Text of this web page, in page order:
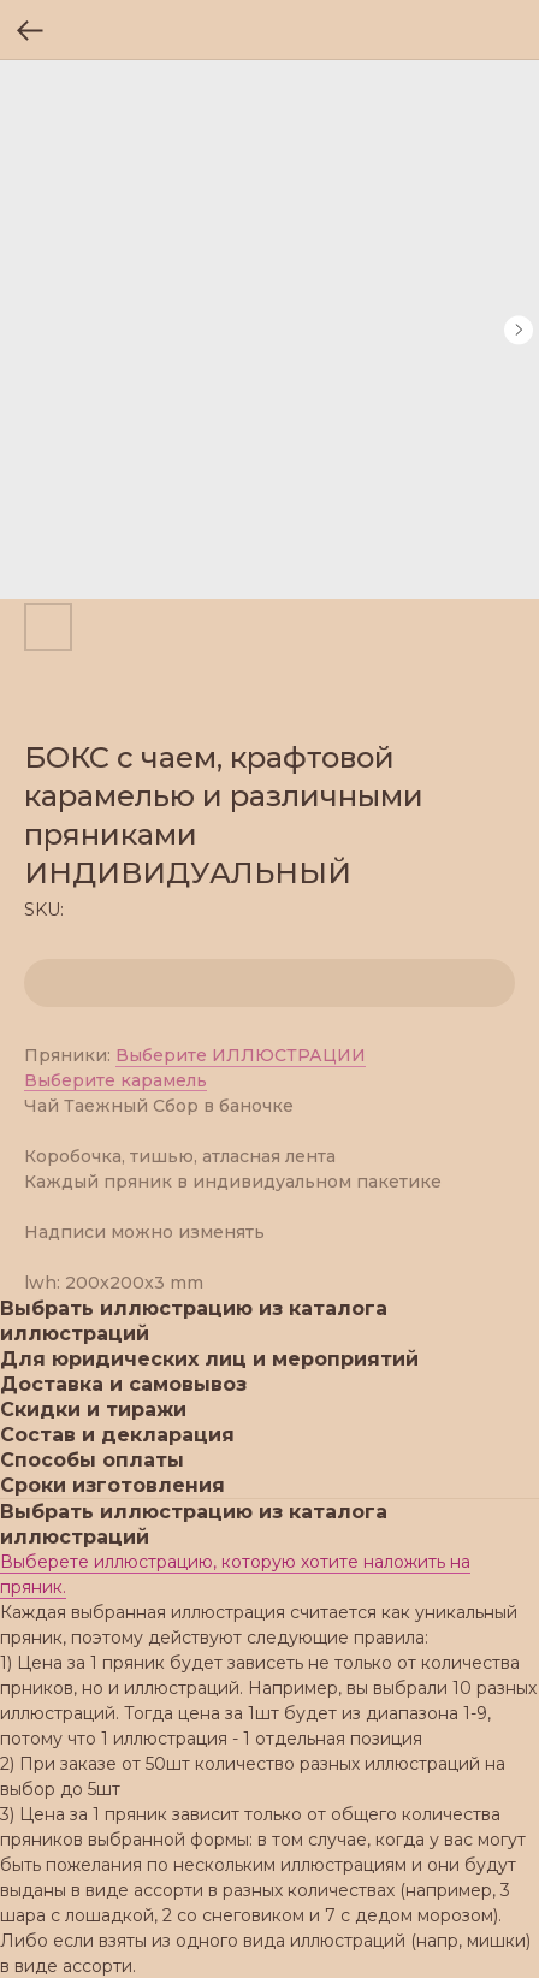
БОКС с чаем, крафтовой
карамелью и различными
пряниками
ИНДИВИДУАЛЬНЫЙ
SKU:
Пряники: Выберите ИЛЛЮСТРАЦИИ
Выберите карамель
Чай Таежный Сбор в баночке
Коробочка, тишью, атласная лента
Каждый пряник в индивидуальном пакетике
Надписи можно изменять
lwh: 200x200x3 mm
Выбрать иллюстрацию из каталога
иллюстраций
Для юридических лиц и мероприятий
Доставка и самовывоз
Скидки и тиражи
Состав и декларация
Способы оплаты
Сроки изготовления
Выбрать иллюстрацию из каталога
иллюстраций
Выберете иллюстрацию, которую хотите наложить на
пряник.
Каждая выбранная иллюстрация считается как уникальный
пряник, поэтому действуют следующие правила:
1) Цена за 1 пряник будет зависеть не только от количества
прников, но и иллюстраций. Например, вы выбрали 10 разных
иллюстраций. Тогда цена за 1шт будет из диапазона 1-9,
потому что 1 иллюстрация - 1 отдельная позиция
2) При заказе от 50шт количество разных иллюстраций на
выбор до 5шт
3) Цена за 1 пряник зависит только от общего количества
пряников выбранной формы: в том случае, когда у вас могут
быть пожелания по нескольким иллюстрациям и они будут
выданы в виде ассорти в разных количествах (например, 3
шара с лошадкой, 2 со снеговиком и 7 с дедом морозом).
Либо если взяты из одного вида иллюстраций (напр, мишки)
в виде ассорти.